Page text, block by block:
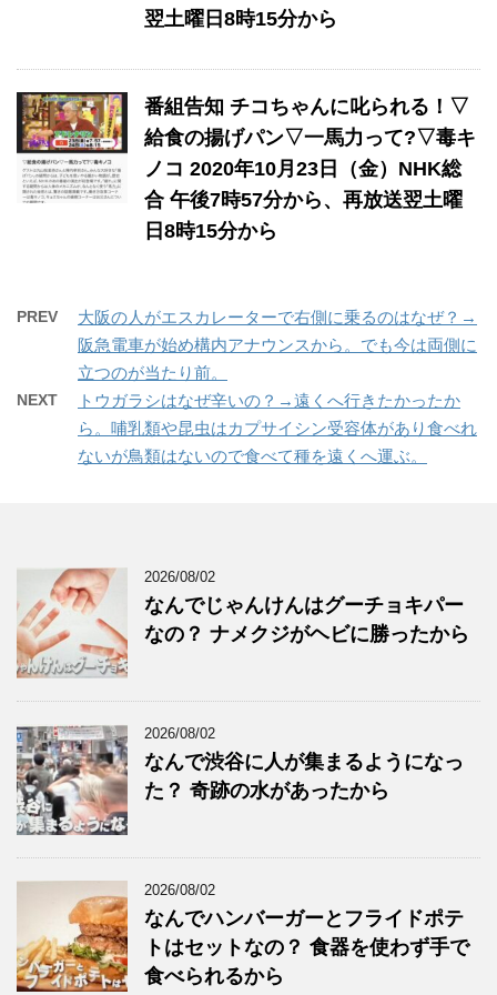
翌土曜日8時15分から
番組告知 チコちゃんに叱られる！▽
給食の揚げパン▽一馬力って?▽毒キ
ノコ 2020年10月23日（金）NHK総
合 午後7時57分から、再放送翌土曜
日8時15分から
PREV
大阪の人がエスカレーターで右側に乗るのはなぜ？→
阪急電車が始め構内アナウンスから。でも今は両側に
立つのが当たり前。
NEXT
トウガラシはなぜ辛いの？→遠くへ行きたかったか
ら。哺乳類や昆虫はカプサイシン受容体があり食べれ
ないが鳥類はないので食べて種を遠くへ運ぶ。
2026/08/02
なんでじゃんけんはグーチョキパー
なの？ ナメクジがヘビに勝ったから
2026/08/02
なんで渋谷に人が集まるようになっ
た？ 奇跡の水があったから
2026/08/02
なんでハンバーガーとフライドポテ
トはセットなの？ 食器を使わず手で
食べられるから